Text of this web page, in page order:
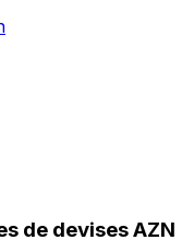
de devises AZN